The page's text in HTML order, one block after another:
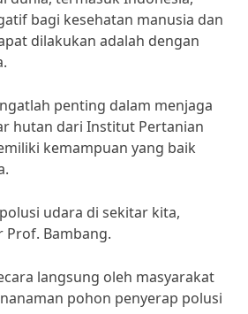
bagi kesehatan manusia dan
dilakukan adalah dengan
penting dalam menjaga
hutan dari Institut Pertanian
kemampuan yang baik
udara di sekitar kita,
Prof. Bambang.
langsung oleh masyarakat
pohon penyerap polusi